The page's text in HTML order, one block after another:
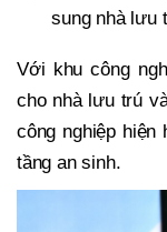
sung nhà lưu
Với khu công
cho nhà lưu trú
công nghiệp
tầng an sinh.